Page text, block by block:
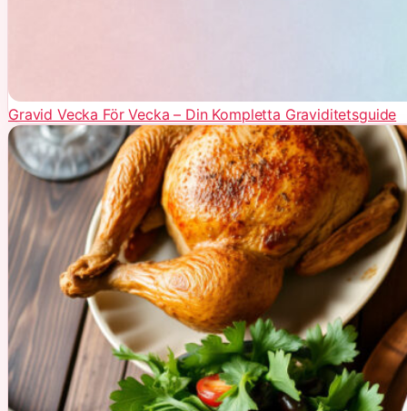
Gravid Vecka För Vecka – Din Kompletta Graviditetsguide